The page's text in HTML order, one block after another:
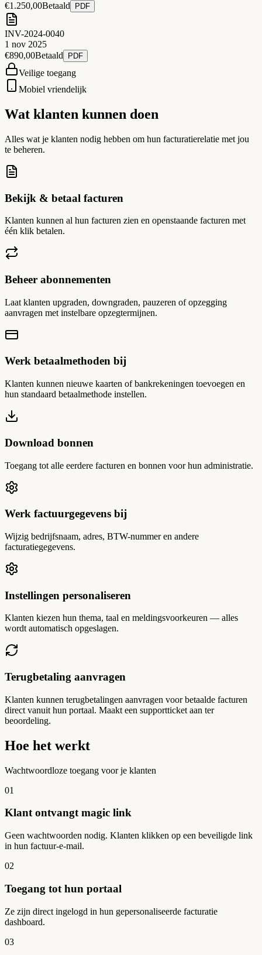
€1.250,00Betaald PDF
INV-2024-0040
1 nov 2025
€890,00Betaald PDF
Veilige toegang
Mobiel vriendelijk
Wat klanten kunnen doen
Alles wat je klanten nodig hebben om hun facturatierelatie met jou
te beheren.
Bekijk & betaal facturen
Klanten kunnen al hun facturen zien en openstaande facturen met
één klik betalen.
Beheer abonnementen
Laat klanten upgraden, downgraden, pauzeren of opzegging
aanvragen met instelbare opzegtermijnen.
Werk betaalmethoden bij
Klanten kunnen nieuwe kaarten of bankrekeningen toevoegen en
hun standaard betaalmethode instellen.
Download bonnen
Toegang tot alle eerdere facturen en bonnen voor hun administratie.
Werk factuurgegevens bij
Wijzig bedrijfsnaam, adres, BTW-nummer en andere
facturatiegegevens.
Instellingen personaliseren
Klanten kiezen hun thema, taal en meldingsvoorkeuren — alles
wordt automatisch opgeslagen.
Terugbetaling aanvragen
Klanten kunnen terugbetalingen aanvragen voor betaalde facturen
direct vanuit hun portaal. Maakt een supportticket aan ter
beoordeling.
Hoe het werkt
Wachtwoordloze toegang voor je klanten
01
Klant ontvangt magic link
Geen wachtwoorden nodig. Klanten klikken op een beveiligde link
in hun factuur-e-mail.
02
Toegang tot hun portaal
Ze zijn direct ingelogd in hun gepersonaliseerde facturatie
dashboard.
03